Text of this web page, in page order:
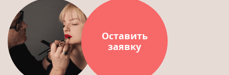
Оставить
заявку